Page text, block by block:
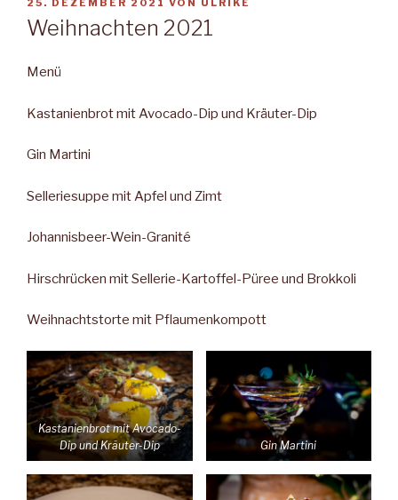
AM
25. DEZEMBER 2021 VON ULRIKE
Weihnachten 2021
Menü
Kastanienbrot mit Avocado-Dip und Kräuter-Dip
Gin Martini
Selleriesuppe mit Apfel und Zimt
Johannisbeer-Wein-Granité
Hirschrücken mit Sellerie-Kartoffel-Püree und Brokkoli
Weihnachtstorte mit Pflaumenkompott
Kastanienbrot mit Avocado-
Dip und Kräuter-Dip
Gin Martini